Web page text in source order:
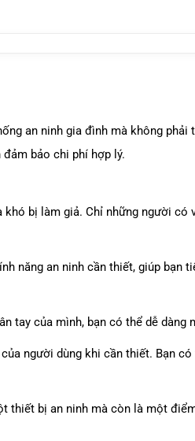
an ninh gia đình mà không phải
bảo chi phí hợp lý.
khó bị làm giả. Chỉ những người
năng an ninh cần thiết, giúp bạn
tay của mình, bạn có thể dễ dàng
người dùng khi cần thiết. Bạn
thiết bị an ninh mà còn là một